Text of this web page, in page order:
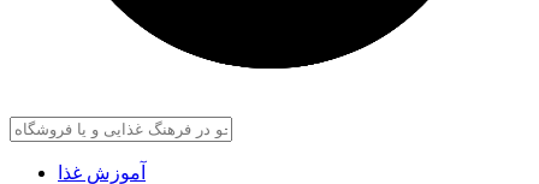
آموزش غذا